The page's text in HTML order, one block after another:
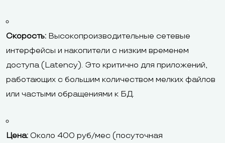
Скорость: Высокопроизводительные сетевые
интерфейсы и накопители с низким временем
доступа (Latency). Это критично для приложений,
работающих с большим количеством мелких файлов
или частыми обращениями к БД.
Цена: Около 400 руб/мес (посуточная